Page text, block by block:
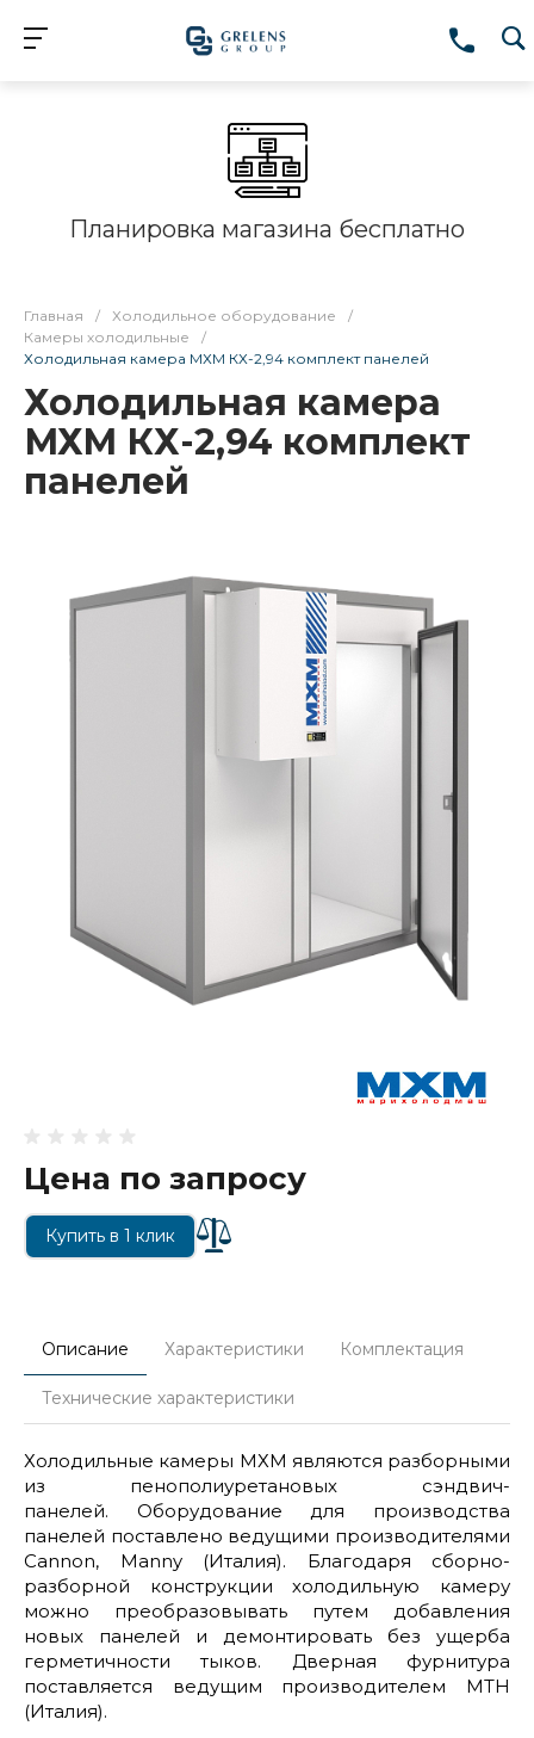
Планировка магазина бесплатно
Главная / Холодильное оборудование
/
Камеры холодильные
/
Холодильная камера МХМ КХ-2,94 комплект панелей
Холодильная камера
МХМ КХ-2,94 комплект
панелей
Цена по запросу
Купить в 1 клик
Описание Характеристики Комплектация
Технические характеристики
Холодильные камеры МХМ являются разборными
из пенополиуретановых сэндвич-
панелей. Оборудование для производства
панелей поставлено ведущими производителями
Сannon, Manny (Италия). Благодаря сборно-
разборной конструкции холодильную камеру
можно преобразовывать путем добавления
новых панелей и демонтировать без ущерба
герметичности тыков. Дверная фурнитура
поставляется ведущим производителем МТН
(Италия).